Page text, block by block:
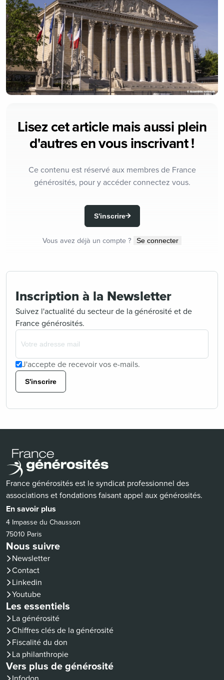
Lisez cet article mais aussi plein
d'autres en vous inscrivant !
Ce contenu est réservé aux membres de France
générosités, pour y accéder connectez vous.
S'inscrire
Vous avez déjà un compte ? Se connecter
Inscription à la Newsletter
Suivez l'actualité du secteur de la générosité et de
France générosités.
J'accepte de recevoir vos e-mails.
S'inscrire
France générosités est le syndicat professionnel des
associations et fondations faisant appel aux générosités.
En savoir plus
4 Impasse du Chausson
75010 Paris
Nous suivre
Newsletter
Contact
Linkedin
(nouvelle fenêtre)
Youtube
(nouvelle fenêtre)
Les essentiels
La générosité
Chiffres clés de la générosité
Fiscalité du don
La philanthropie
Vers plus de générosité
(nouvelle fenêtre)